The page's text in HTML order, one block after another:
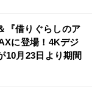
『借りぐらしのア
に登場！4Kデジ
10月23日より期間